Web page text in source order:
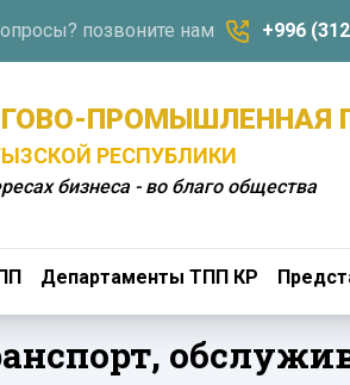
позвоните нам +996
ПРОМЫШЛЕННАЯ
РЕСПУБЛИКИ
бизнеса - во благо общества
Департаменты ТПП КР